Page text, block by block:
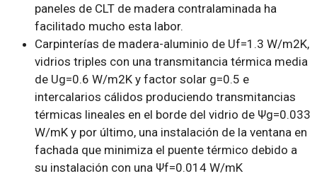
paneles de CLT de madera contralaminada ha
facilitado mucho esta labor.
Carpinterías de madera-aluminio de Uf=1.3 W/m2K,
vidrios triples con una transmitancia térmica media
de Ug=0.6 W/m2K y factor solar g=0.5 e
intercalarios cálidos produciendo transmitancias
térmicas lineales en el borde del vidrio de Ψg=0.033
W/mK y por último, una instalación de la ventana en
fachada que minimiza el puente térmico debido a
su instalación con una Ψf=0.014 W/mK